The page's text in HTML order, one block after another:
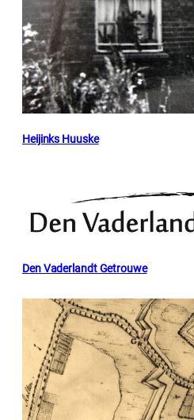
Heijinks Huuske
Den Vaderlandt Getrouwe